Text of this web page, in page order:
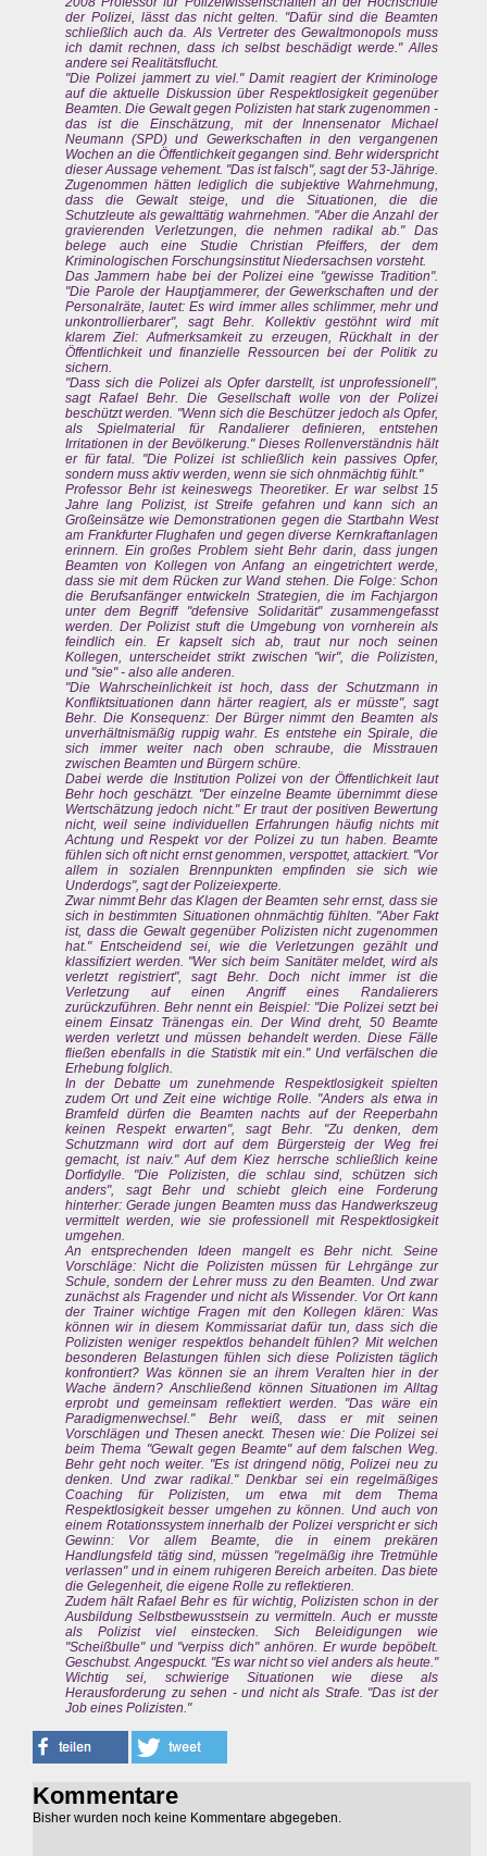
der Polizei, lässt das nicht gelten. "Dafür sind die Beamten
schließlich auch da. Als Vertreter des Gewaltmonopols muss
ich damit rechnen, dass ich selbst beschädigt werde." Alles
andere sei Realitätsflucht.
"Die Polizei jammert zu viel." Damit reagiert der Kriminologe
auf die aktuelle Diskussion über Respektlosigkeit gegenüber
Beamten. Die Gewalt gegen Polizisten hat stark zugenommen -
das ist die Einschätzung, mit der Innensenator Michael
Neumann (SPD) und Gewerkschaften in den vergangenen
Wochen an die Öffentlichkeit gegangen sind. Behr widerspricht
dieser Aussage vehement. "Das ist falsch", sagt der 53-Jährige.
Zugenommen hätten lediglich die subjektive Wahrnehmung,
dass die Gewalt steige, und die Situationen, die die
Schutzleute als gewalttätig wahrnehmen. "Aber die Anzahl der
gravierenden Verletzungen, die nehmen radikal ab." Das
belege auch eine Studie Christian Pfeiffers, der dem
Kriminologischen Forschungsinstitut Niedersachsen vorsteht.
Das Jammern habe bei der Polizei eine "gewisse Tradition".
"Die Parole der Hauptjammerer, der Gewerkschaften und der
Personalräte, lautet: Es wird immer alles schlimmer, mehr und
unkontrollierbarer", sagt Behr. Kollektiv gestöhnt wird mit
klarem Ziel: Aufmerksamkeit zu erzeugen, Rückhalt in der
Öffentlichkeit und finanzielle Ressourcen bei der Politik zu
sichern.
"Dass sich die Polizei als Opfer darstellt, ist unprofessionell",
sagt Rafael Behr. Die Gesellschaft wolle von der Polizei
beschützt werden. "Wenn sich die Beschützer jedoch als Opfer,
als Spielmaterial für Randalierer definieren, entstehen
Irritationen in der Bevölkerung." Dieses Rollenverständnis hält
er für fatal. "Die Polizei ist schließlich kein passives Opfer,
sondern muss aktiv werden, wenn sie sich ohnmächtig fühlt."
Professor Behr ist keineswegs Theoretiker. Er war selbst 15
Jahre lang Polizist, ist Streife gefahren und kann sich an
Großeinsätze wie Demonstrationen gegen die Startbahn West
am Frankfurter Flughafen und gegen diverse Kernkraftanlagen
erinnern. Ein großes Problem sieht Behr darin, dass jungen
Beamten von Kollegen von Anfang an eingetrichtert werde,
dass sie mit dem Rücken zur Wand stehen. Die Folge: Schon
die Berufsanfänger entwickeln Strategien, die im Fachjargon
unter dem Begriff "defensive Solidarität" zusammengefasst
werden. Der Polizist stuft die Umgebung von vornherein als
feindlich ein. Er kapselt sich ab, traut nur noch seinen
Kollegen, unterscheidet strikt zwischen "wir", die Polizisten,
und "sie" - also alle anderen.
"Die Wahrscheinlichkeit ist hoch, dass der Schutzmann in
Konfliktsituationen dann härter reagiert, als er müsste", sagt
Behr. Die Konsequenz: Der Bürger nimmt den Beamten als
unverhältnismäßig ruppig wahr. Es entstehe ein Spirale, die
sich immer weiter nach oben schraube, die Misstrauen
zwischen Beamten und Bürgern schüre.
Dabei werde die Institution Polizei von der Öffentlichkeit laut
Behr hoch geschätzt. "Der einzelne Beamte übernimmt diese
Wertschätzung jedoch nicht." Er traut der positiven Bewertung
nicht, weil seine individuellen Erfahrungen häufig nichts mit
Achtung und Respekt vor der Polizei zu tun haben. Beamte
fühlen sich oft nicht ernst genommen, verspottet, attackiert. "Vor
allem in sozialen Brennpunkten empfinden sie sich wie
Underdogs", sagt der Polizeiexperte.
Zwar nimmt Behr das Klagen der Beamten sehr ernst, dass sie
sich in bestimmten Situationen ohnmächtig fühlten. "Aber Fakt
ist, dass die Gewalt gegenüber Polizisten nicht zugenommen
hat." Entscheidend sei, wie die Verletzungen gezählt und
klassifiziert werden. "Wer sich beim Sanitäter meldet, wird als
verletzt registriert", sagt Behr. Doch nicht immer ist die
Verletzung auf einen Angriff eines Randalierers
zurückzuführen. Behr nennt ein Beispiel: "Die Polizei setzt bei
einem Einsatz Tränengas ein. Der Wind dreht, 50 Beamte
werden verletzt und müssen behandelt werden. Diese Fälle
fließen ebenfalls in die Statistik mit ein." Und verfälschen die
Erhebung folglich.
In der Debatte um zunehmende Respektlosigkeit spielten
zudem Ort und Zeit eine wichtige Rolle. "Anders als etwa in
Bramfeld dürfen die Beamten nachts auf der Reeperbahn
keinen Respekt erwarten", sagt Behr. "Zu denken, dem
Schutzmann wird dort auf dem Bürgersteig der Weg frei
gemacht, ist naiv." Auf dem Kiez herrsche schließlich keine
Dorfidylle. "Die Polizisten, die schlau sind, schützen sich
anders", sagt Behr und schiebt gleich eine Forderung
hinterher: Gerade jungen Beamten muss das Handwerkszeug
vermittelt werden, wie sie professionell mit Respektlosigkeit
umgehen.
An entsprechenden Ideen mangelt es Behr nicht. Seine
Vorschläge: Nicht die Polizisten müssen für Lehrgänge zur
Schule, sondern der Lehrer muss zu den Beamten. Und zwar
zunächst als Fragender und nicht als Wissender. Vor Ort kann
der Trainer wichtige Fragen mit den Kollegen klären: Was
können wir in diesem Kommissariat dafür tun, dass sich die
Polizisten weniger respektlos behandelt fühlen? Mit welchen
besonderen Belastungen fühlen sich diese Polizisten täglich
konfrontiert? Was können sie an ihrem Veralten hier in der
Wache ändern? Anschließend können Situationen im Alltag
erprobt und gemeinsam reflektiert werden. "Das wäre ein
Paradigmenwechsel." Behr weiß, dass er mit seinen
Vorschlägen und Thesen aneckt. Thesen wie: Die Polizei sei
beim Thema "Gewalt gegen Beamte" auf dem falschen Weg.
Behr geht noch weiter. "Es ist dringend nötig, Polizei neu zu
denken. Und zwar radikal." Denkbar sei ein regelmäßiges
Coaching für Polizisten, um etwa mit dem Thema
Respektlosigkeit besser umgehen zu können. Und auch von
einem Rotationssystem innerhalb der Polizei verspricht er sich
Gewinn: Vor allem Beamte, die in einem prekären
Handlungsfeld tätig sind, müssen "regelmäßig ihre Tretmühle
verlassen" und in einem ruhigeren Bereich arbeiten. Das biete
die Gelegenheit, die eigene Rolle zu reflektieren.
Zudem hält Rafael Behr es für wichtig, Polizisten schon in der
Ausbildung Selbstbewusstsein zu vermitteln. Auch er musste
als Polizist viel einstecken. Sich Beleidigungen wie
"Scheißbulle" und "verpiss dich" anhören. Er wurde bepöbelt.
Geschubst. Angespuckt. "Es war nicht so viel anders als heute."
Wichtig sei, schwierige Situationen wie diese als
Herausforderung zu sehen - und nicht als Strafe. "Das ist der
Job eines Polizisten."
Kommentare
Bisher wurden noch keine Kommentare abgegeben.